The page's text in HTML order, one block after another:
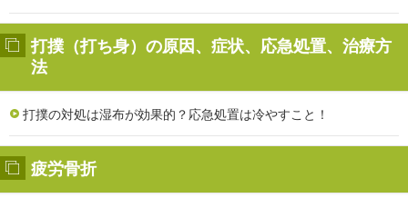
打撲（打ち身）の原因、症状、応急処置、治療方
法
打撲の対処は湿布が効果的？応急処置は冷やすこと！
疲労骨折